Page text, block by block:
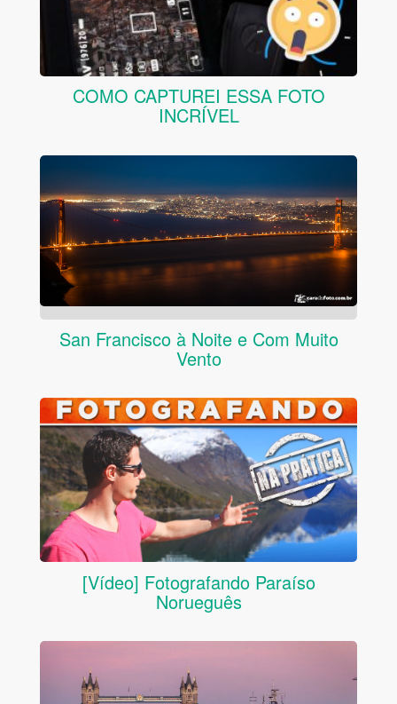
COMO CAPTUREI ESSA FOTO
INCRÍVEL
San Francisco à Noite e Com Muito
Vento
[Vídeo] Fotografando Paraíso
Norueguês